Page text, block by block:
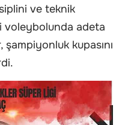
ve teknik
voleybolunda adeta
kupasını